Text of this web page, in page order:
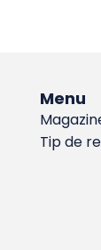
Menu
Tip de